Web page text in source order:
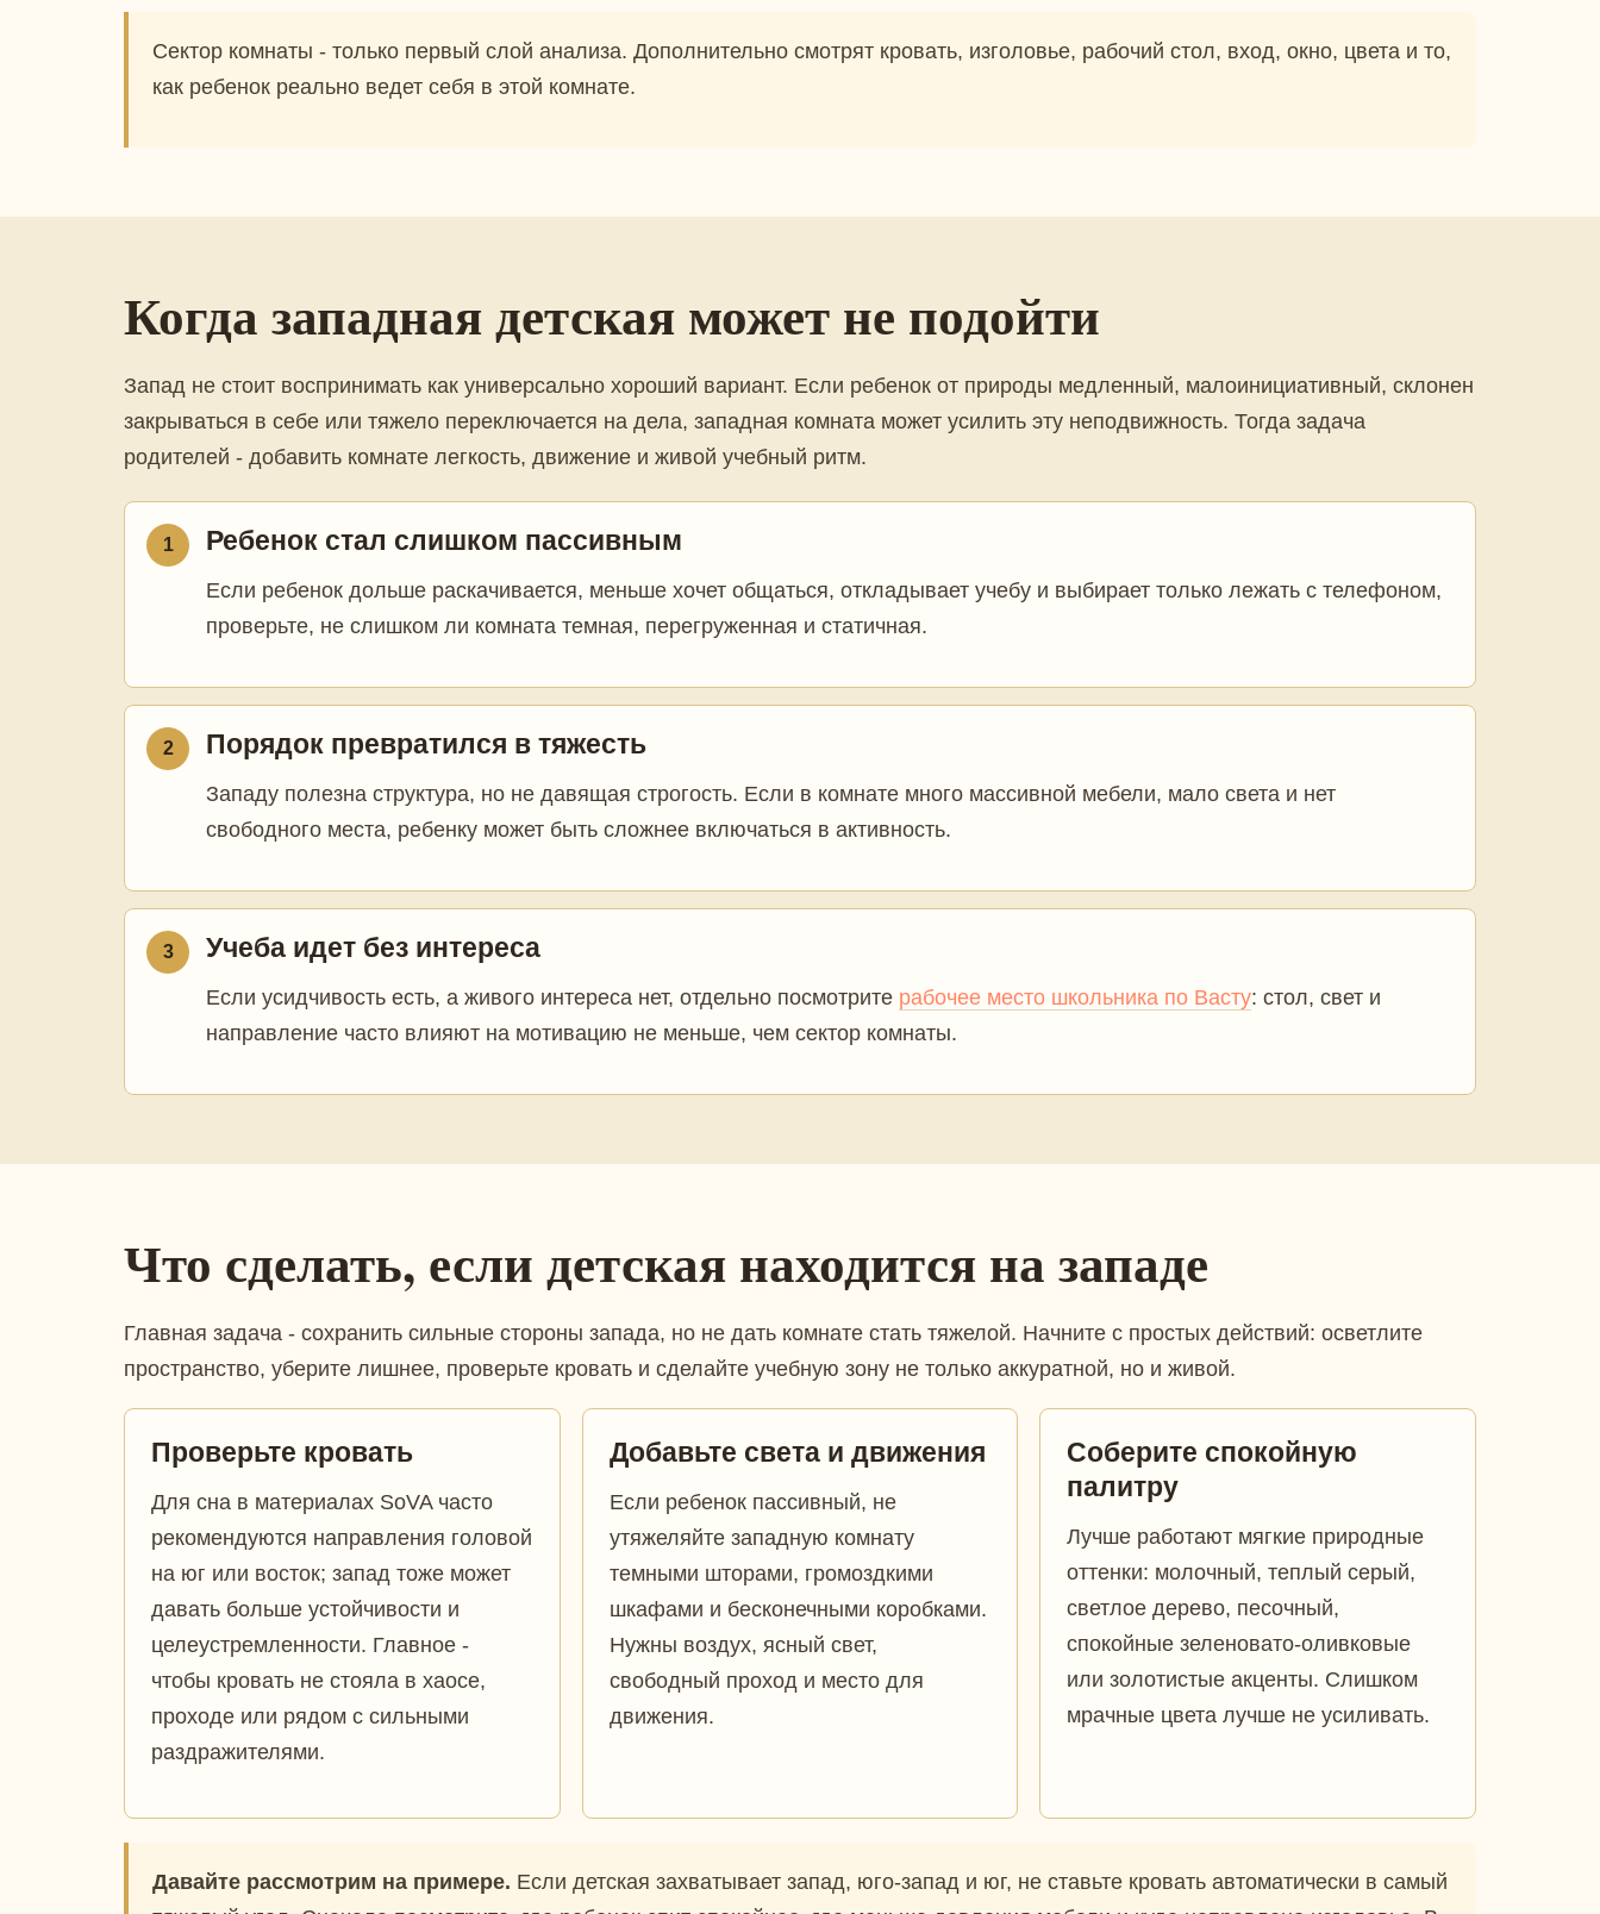
Сектор комнаты - только первый слой анализа. Дополнительно смотрят кровать, изголовье, рабочий стол, вход, окно, цвета и то,
как ребенок реально ведет себя в этой комнате.
Когда западная детская может не подойти
Запад не стоит воспринимать как универсально хороший вариант. Если ребенок от природы медленный, малоинициативный, склонен
закрываться в себе или тяжело переключается на дела, западная комната может усилить эту неподвижность. Тогда задача
родителей - добавить комнате легкость, движение и живой учебный ритм.
1 Ребенок стал слишком пассивным
Если ребенок дольше раскачивается, меньше хочет общаться, откладывает учебу и выбирает только лежать с телефоном,
проверьте, не слишком ли комната темная, перегруженная и статичная.
2 Порядок превратился в тяжесть
Западу полезна структура, но не давящая строгость. Если в комнате много массивной мебели, мало света и нет
свободного места, ребенку может быть сложнее включаться в активность.
3 Учеба идет без интереса
Если усидчивость есть, а живого интереса нет, отдельно посмотрите рабочее место школьника по Васту: стол, свет и
направление часто влияют на мотивацию не меньше, чем сектор комнаты.
Что сделать, если детская находится на западе
Главная задача - сохранить сильные стороны запада, но не дать комнате стать тяжелой. Начните с простых действий: осветлите
пространство, уберите лишнее, проверьте кровать и сделайте учебную зону не только аккуратной, но и живой.
Проверьте кровать
Для сна в материалах SoVA часто
рекомендуются направления головой
на юг или восток; запад тоже может
давать больше устойчивости и
целеустремленности. Главное -
чтобы кровать не стояла в хаосе,
проходе или рядом с сильными
раздражителями.
Добавьте света и движения
Если ребенок пассивный, не
утяжеляйте западную комнату
темными шторами, громоздкими
шкафами и бесконечными коробками.
Нужны воздух, ясный свет,
свободный проход и место для
движения.
Соберите спокойную
палитру
Лучше работают мягкие природные
оттенки: молочный, теплый серый,
светлое дерево, песочный,
спокойные зеленовато-оливковые
или золотистые акценты. Слишком
мрачные цвета лучше не усиливать.
Давайте рассмотрим на примере. Если детская захватывает запад, юго-запад и юг, не ставьте кровать автоматически в самый